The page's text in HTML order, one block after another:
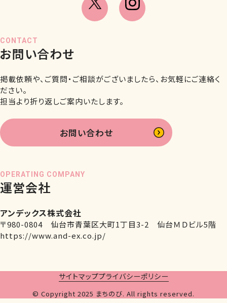
OPERATING COMPANY
運営会社
アンデックス株式会社
〒980-0804 仙台市青葉区大町1丁目3-2 仙台ＭＤビル5階
https://www.and-ex.co.jp/
CONTACT
お問い合わせ
掲載依頼や、ご質問・ご相談がございましたら、お気軽にご連絡く
ださい。
担当より折り返しご案内いたします。
お問い合わせ
サイトマッププライバシーポリシー
© Copyright 2025 まちのび. All rights reserved.